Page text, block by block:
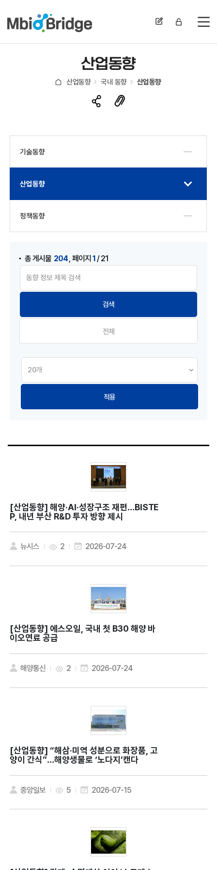
전
산업동향
산업동향 국내 동향 산업동향
기술동향
산업동향
정책동향
총 게시물 204 ,페이지1/ 21
전체
적용
[산업동향]
P, 내년 부산 R&D 투자 방향 제시
뉴시스 2 2026-07-24
[산업동향]
이오연료 공급
해양통신 2 2026-07-24
[산업동향]
양이 간식”…해양생물로 ‘노다지’캔다
중앙일보 5 2026-07-15